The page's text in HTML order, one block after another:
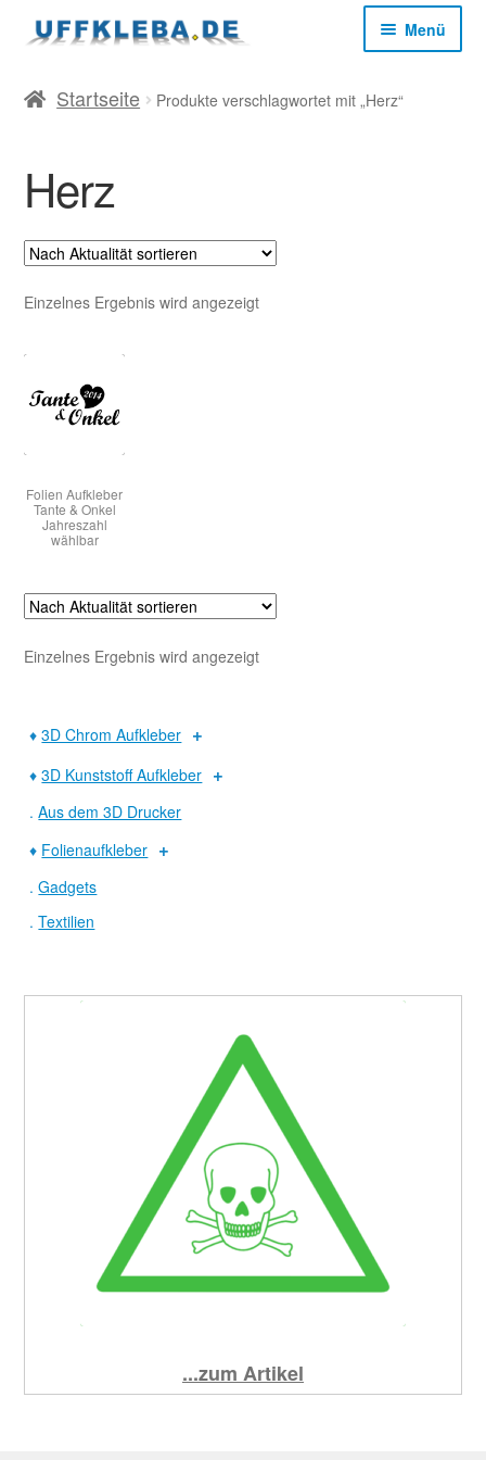
Zur
Navigation
Zum
Inhalt
Menü
Start
Kasse
Mein Konto
Versandkosten
Warenkorb
Widerruf
Startseite Produkte verschlagwortet mit „Herz“
Herz
Einzelnes Ergebnis wird angezeigt
Folien Aufkleber
Tante & Onkel
Jahreszahl
wählbar
Einzelnes Ergebnis wird angezeigt
♦3D Chrom Aufkleber
♦3D Kunststoff Aufkleber
.Aus dem 3D Drucker
♦ Folienaufkleber
.Gadgets
.Textilien
...zum Artikel